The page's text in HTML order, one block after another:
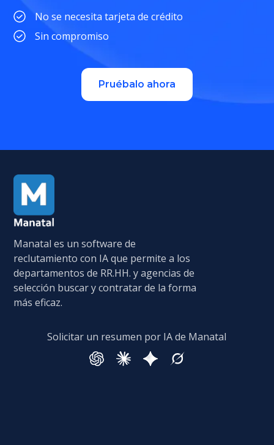
No se necesita tarjeta de crédito
Sin compromiso
Pruébalo ahora
Manatal es un software de
reclutamiento con IA que permite a los
departamentos de RR.HH. y agencias de
selección buscar y contratar de la forma
más eficaz.
Solicitar un resumen por IA de Manatal